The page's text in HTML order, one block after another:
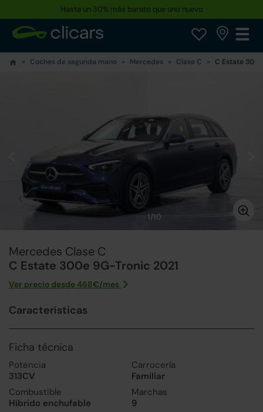
Hasta un 30% más barato que uno nuevo
Coches de segunda mano Mercedes Clase C C Estate
1/10
Mercedes Clase C
C Estate 300e 9G-Tronic 2021
Ver precio desde468€/mes
Características
Ficha técnica
Potencia
313CV
Carrocería
Familiar
Combustible
Híbrido enchufable
Marchas
9